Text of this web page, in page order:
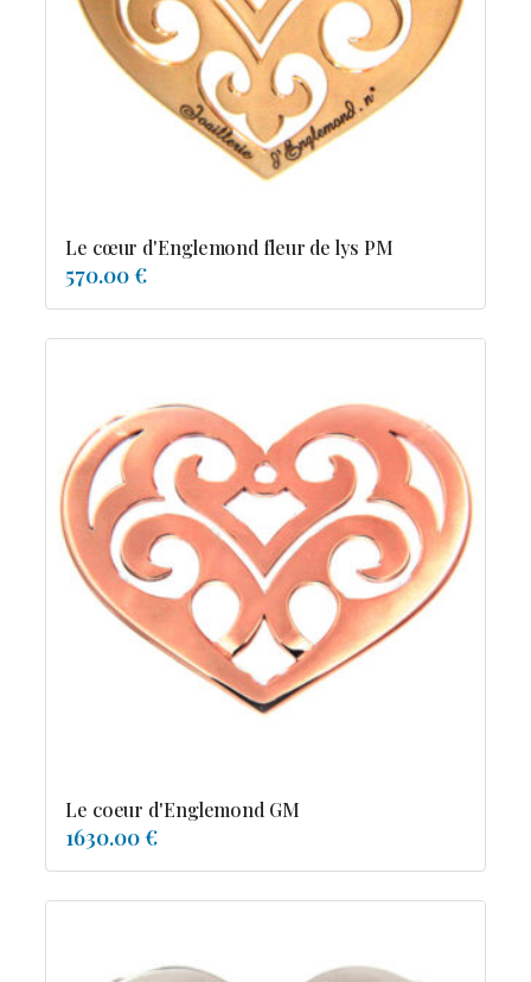
Resile
Reve-asie
Reve-de-pagode
Suspension et frissons
Diamants
Emeraude
Pierres de couleur
Saphir
rubis
saphir de couleur
tanzanite
tourmaline
Le cœur d'Englemond fleur de lys PM
570.00 €
Le coeur d'Englemond GM
1630.00 €